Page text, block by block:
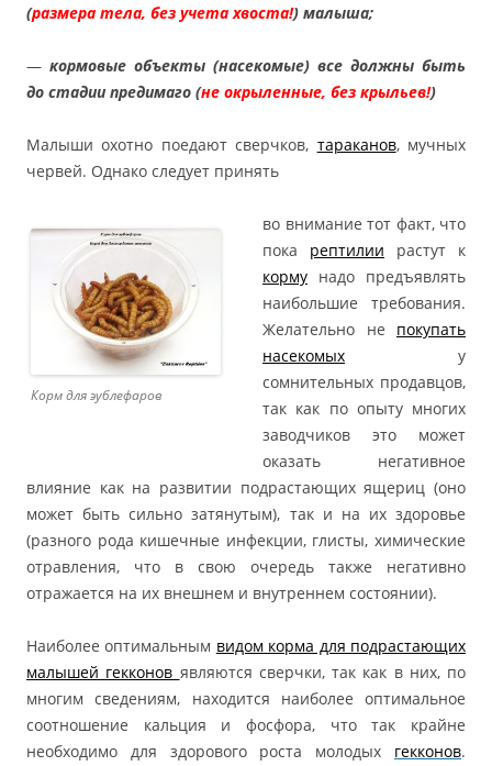
(размера тела, без учета хвоста!) малыша;
— кормовые объекты (насекомые) все должны быть
до стадии предимаго (не окрыленные, без крыльев!)
Малыши охотно поедают сверчков, тараканов, мучных
червей. Однако следует принять
Корм для эублефаров
во внимание тот факт, что
пока
рептилии растут к
корму надо предъявлять
наибольшие требования.
Желательно не покупать
насекомых
у
сомнительных продавцов,
так как по опыту многих
заводчиков это может
оказать негативное
влияние как на развитии подрастающих ящериц (оно
может быть сильно затянутым), так и на их здоровье
(разного рода кишечные инфекции, глисты, химические
отравления, что в свою очередь также негативно
отражается на их внешнем и внутреннем состоянии).
Наиболее оптимальным видом корма для подрастающих
малышей гекконов являются сверчки, так как в них, по
многим сведениям, находится наиболее оптимальное
соотношение кальция и фосфора, что так крайне
необходимо для здорового роста молодых гекконов.